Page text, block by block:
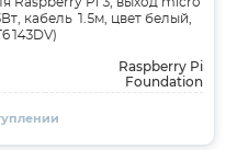
кабель 1.5м, цвет белый,
Raspberry Pi
Foundation